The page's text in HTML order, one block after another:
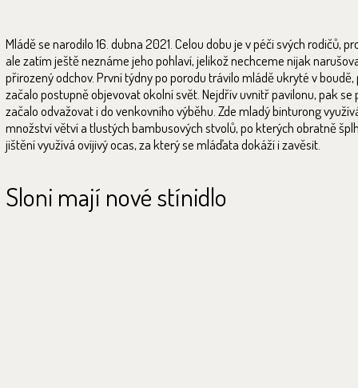
Mládě se narodilo 16. dubna 2021. Celou dobu je v péči svých rodičů,
ale zatím ještě neznáme jeho pohlaví, jelikož nechceme nijak
přirozený odchov. První týdny po porodu trávilo mládě ukryté v boudě,
začalo postupně objevovat okolní svět. Nejdřív uvnitř pavilonu, pak se
začalo odvažovat i do venkovního výběhu. Zde mladý binturong
množství větví a tlustých bambusových stvolů, po kterých obratně
jištění využívá ovíjivý ocas, za který se mláďata dokáží i zavěsit.
Sloni mají nové stínidlo